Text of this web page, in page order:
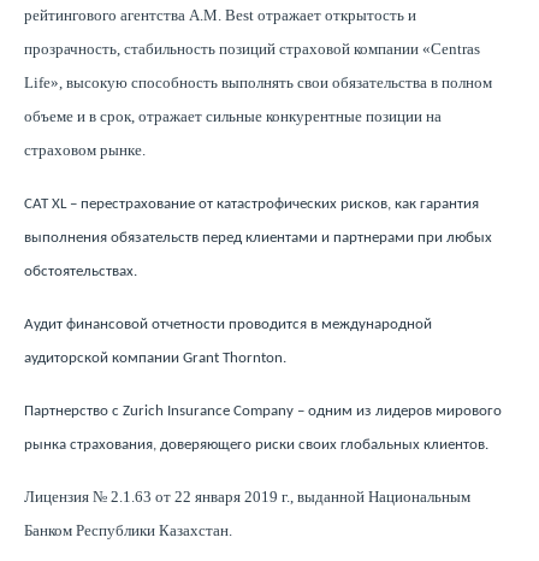
рейтингового агентства A.M. Best отражает открытость и
прозрачность, стабильность позиций страховой компании «Centras
Life», высокую способность выполнять свои обязательства в полном
объеме и в срок, отражает сильные конкурентные позиции на
страховом рынке.
CAT XL – перестрахование от катастрофических рисков, как гарантия
выполнения обязательств перед клиентами и партнерами при любых
обстоятельствах.
Аудит финансовой отчетности проводится в международной
аудиторской компании Grant Thornton.
Партнерство с Zurich Insurance Company – одним из лидеров мирового
рынка страхования, доверяющего риски своих глобальных клиентов.
Лицензия № 2.1.63 от 22 января 2019 г., выданной Национальным
Банком Республики Казахстан.